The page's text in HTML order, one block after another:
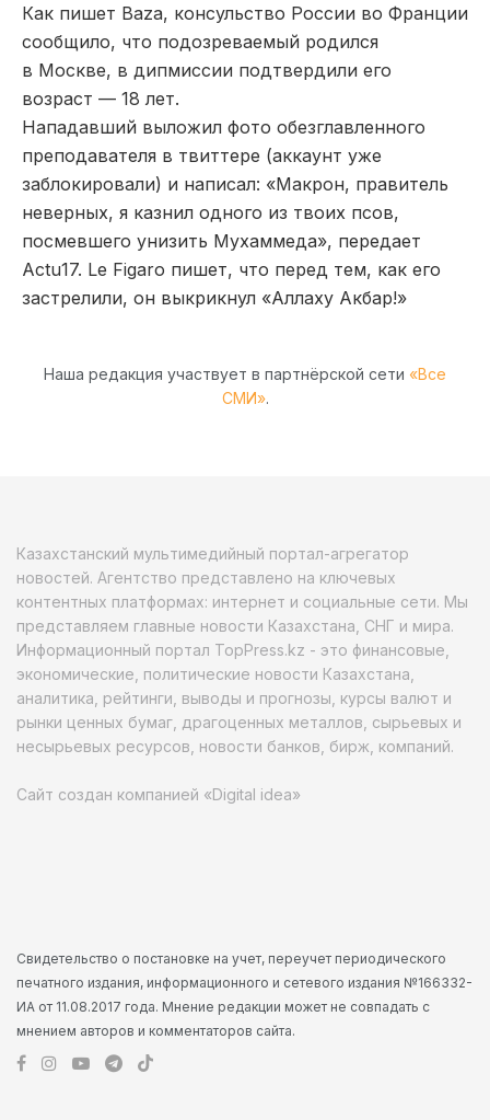
Как пишет Baza, консульство России во Франции
сообщило, что подозреваемый родился
в Москве, в дипмиссии подтвердили его
возраст — 18 лет.
Нападавший выложил фото обезглавленного
преподавателя в твиттере (аккаунт уже
заблокировали) и написал: «Макрон, правитель
неверных, я казнил одного из твоих псов,
посмевшего унизить Мухаммеда», передает
Actu17. Le Figaro пишет, что перед тем, как его
застрелили, он выкрикнул «Аллаху Акбар!»
Наша редакция участвует в партнёрской сети «Все
СМИ».
Казахстанский мультимедийный портал-агрегатор
новостей. Агентство представлено на ключевых
контентных платформах: интернет и социальные сети. Мы
представляем главные новости Казахстана, СНГ и мира.
Информационный портал TopPress.kz - это финансовые,
экономические, политические новости Казахстана,
аналитика, рейтинги, выводы и прогнозы, курсы валют и
рынки ценных бумаг, драгоценных металлов, сырьевых и
несырьевых ресурсов, новости банков, бирж, компаний.
Сайт создан компанией «Digital idea»
Свидетельство о постановке на учет, переучет периодического
печатного издания, информационного и сетевого издания №166332-
ИА от 11.08.2017 года. Мнение редакции может не совпадать с
мнением авторов и комментаторов сайта.